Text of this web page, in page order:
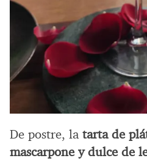
De postre, la tarta de
mascarpone y dulce de